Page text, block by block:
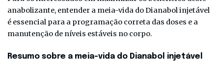
anabolizante, entender a meia-vida do Dianabol injetável
é essencial para a programação correta das doses e a
manutenção de níveis estáveis no corpo.
Resumo sobre a meia-vida do Dianabol injetável